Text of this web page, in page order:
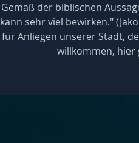
Gemäß der biblischen
kann sehr viel bewirken."
für Anliegen unserer Stadt,
willkommen, hier